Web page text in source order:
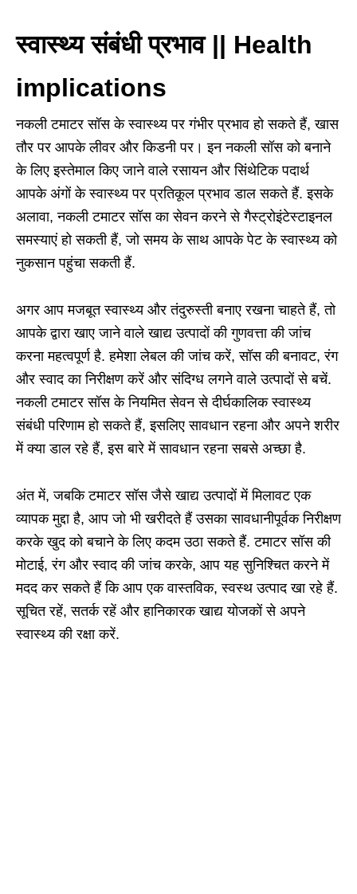
स्वास्थ्य संबंधी प्रभाव || Health
implications
नकली टमाटर सॉस के स्वास्थ्य पर गंभीर प्रभाव हो सकते हैं, खास
तौर पर आपके लीवर और किडनी पर। इन नकली सॉस को बनाने
के लिए इस्तेमाल किए जाने वाले रसायन और सिंथेटिक पदार्थ
आपके अंगों के स्वास्थ्य पर प्रतिकूल प्रभाव डाल सकते हैं. इसके
अलावा, नकली टमाटर सॉस का सेवन करने से गैस्ट्रोइंटेस्टाइनल
समस्याएं हो सकती हैं, जो समय के साथ आपके पेट के स्वास्थ्य को
नुकसान पहुंचा सकती हैं.
अगर आप मजबूत स्वास्थ्य और तंदुरुस्ती बनाए रखना चाहते हैं, तो
आपके द्वारा खाए जाने वाले खाद्य उत्पादों की गुणवत्ता की जांच
करना महत्वपूर्ण है. हमेशा लेबल की जांच करें, सॉस की बनावट, रंग
और स्वाद का निरीक्षण करें और संदिग्ध लगने वाले उत्पादों से बचें.
नकली टमाटर सॉस के नियमित सेवन से दीर्घकालिक स्वास्थ्य
संबंधी परिणाम हो सकते हैं, इसलिए सावधान रहना और अपने शरीर
में क्या डाल रहे हैं, इस बारे में सावधान रहना सबसे अच्छा है.
अंत में, जबकि टमाटर सॉस जैसे खाद्य उत्पादों में मिलावट एक
व्यापक मुद्दा है, आप जो भी खरीदते हैं उसका सावधानीपूर्वक निरीक्षण
करके खुद को बचाने के लिए कदम उठा सकते हैं. टमाटर सॉस की
मोटाई, रंग और स्वाद की जांच करके, आप यह सुनिश्चित करने में
मदद कर सकते हैं कि आप एक वास्तविक, स्वस्थ उत्पाद खा रहे हैं.
सूचित रहें, सतर्क रहें और हानिकारक खाद्य योजकों से अपने
स्वास्थ्य की रक्षा करें.